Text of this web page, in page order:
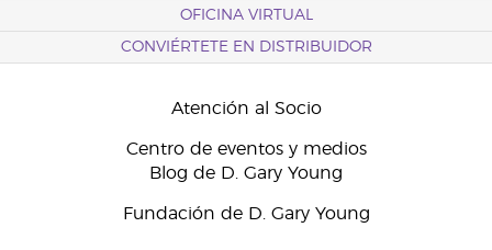
OFICINA VIRTUAL
CONVIÉRTETE EN DISTRIBUIDOR
Atención al Socio
Centro de eventos y medios
Blog de D. Gary Young
Fundación de D. Gary Young